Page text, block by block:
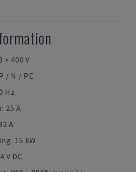
400 V
/ N / PE
Hz
25 A
A
15 kW
V DC